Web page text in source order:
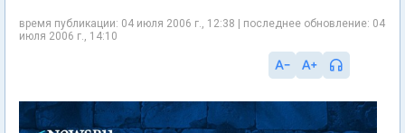
время публикации: 04 июля 2006 г., 12:38 | последнее обновление: 04
июля 2006 г., 14:10